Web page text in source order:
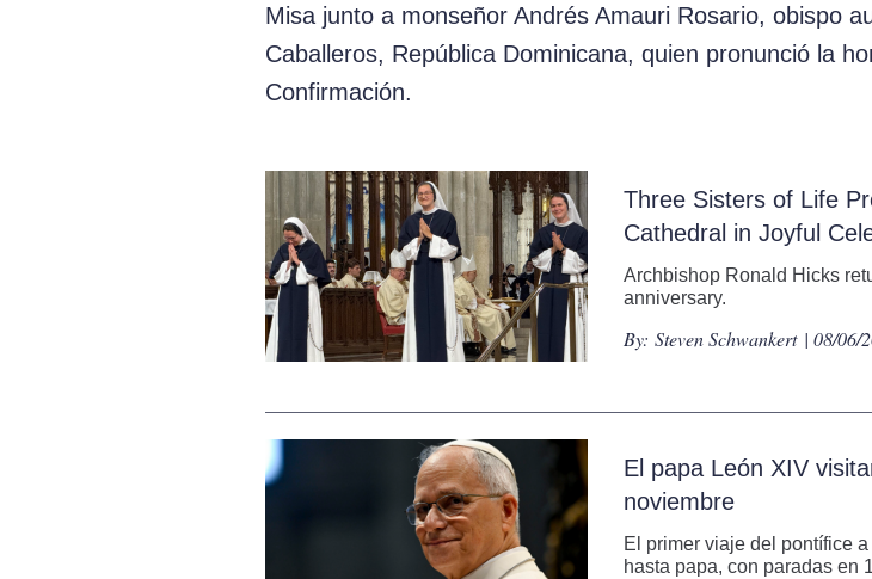
Misa junto a monseñor Andrés Amauri Rosario, obispo
Caballeros, República Dominicana, quien pronunció la
Confirmación.
Three Sisters of Life
Cathedral in Joyful
Archbishop Ronald Hicks
anniversary.
By: Steven Schwankert | 08/06/
El papa León XIV
noviembre
El primer viaje del pontífice
hasta papa, con paradas en